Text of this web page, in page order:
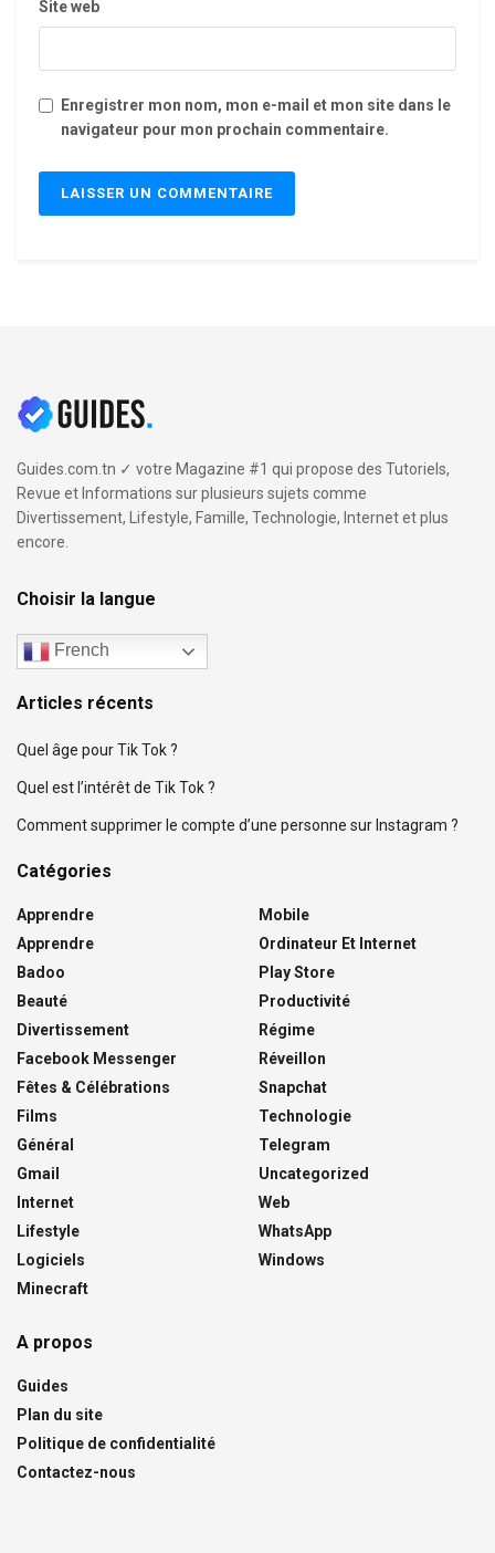
Site web
Enregistrer mon nom, mon e-mail et mon site dans le
navigateur pour mon prochain commentaire.
Guides.com.tn ✓ votre Magazine #1 qui propose des Tutoriels,
Revue et Informations sur plusieurs sujets comme
Divertissement, Lifestyle, Famille, Technologie, Internet et plus
encore.
Choisir la langue
French
Articles récents
Quel âge pour Tik Tok ?
Quel est l’intérêt de Tik Tok ?
Comment supprimer le compte d’une personne sur Instagram ?
Catégories
Apprendre
Apprendre
Badoo
Beauté
Divertissement
Facebook Messenger
Fêtes & Célébrations
Films
Général
Gmail
Internet
Lifestyle
Logiciels
Minecraft
Mobile
Ordinateur Et Internet
Play Store
Productivité
Régime
Réveillon
Snapchat
Technologie
Telegram
Uncategorized
Web
WhatsApp
Windows
A propos
Guides
Plan du site
Politique de confidentialité
Contactez-nous